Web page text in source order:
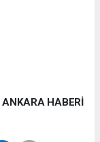
ANKARA HABERİ